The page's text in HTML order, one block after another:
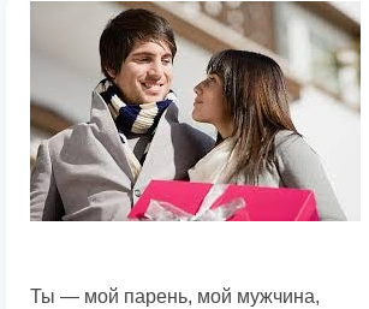
Ты — мой парень, мой мужчина,